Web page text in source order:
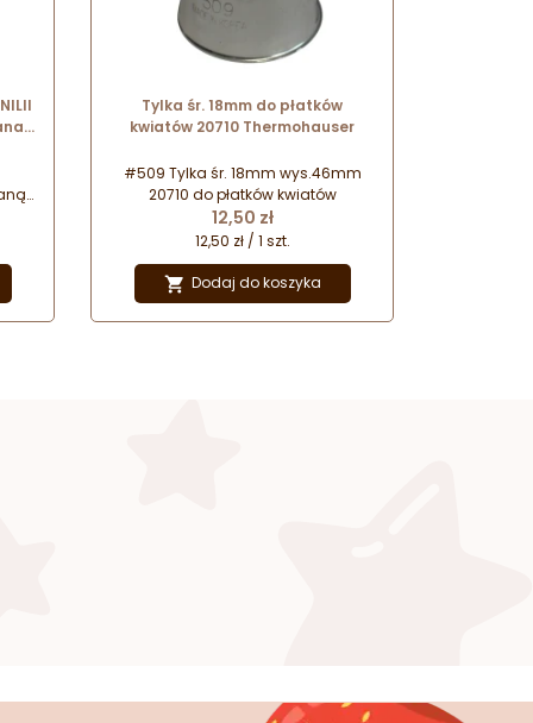
Tylka śr. 18mm do płatków
kwiatów 20710 Thermohauser
#509 Tylka śr. 18mm wys.46mm
20710 do płatków kwiatów
Cena
12,50 zł
12,50 zł / 1 szt.
 Dodaj do koszyka